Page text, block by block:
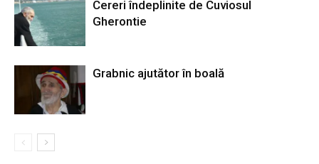
Cereri îndeplinite de Cuviosul
Gherontie
Grabnic ajutător în boală